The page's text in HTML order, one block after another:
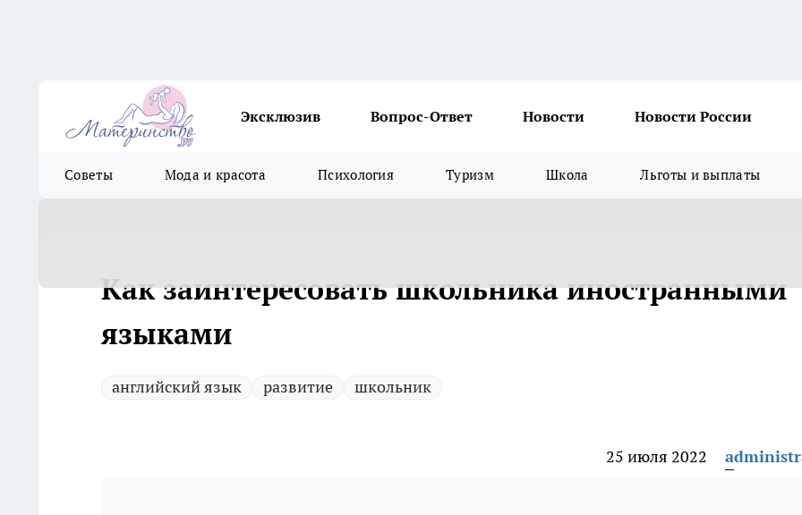
Эксклюзив Вопрос-Ответ Новости Новости России
Советы Мода и красота Психология Туризм Школа Льготы и выплаты
Как заинтересовать школьника иностранными
языками
английский язык развитие школьник
25 июля 2022